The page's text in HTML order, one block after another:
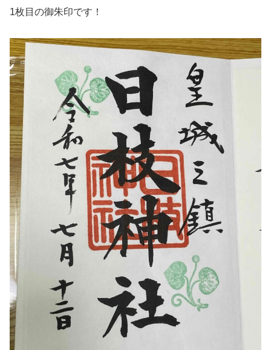
1枚目の御朱印です！